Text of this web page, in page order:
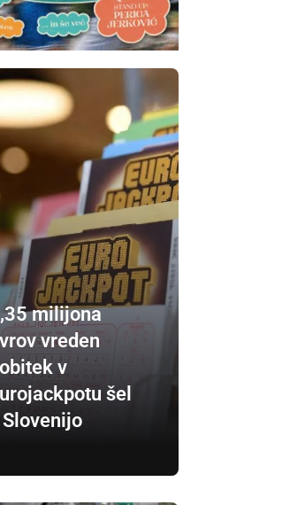
milijona
vreden
v
šel